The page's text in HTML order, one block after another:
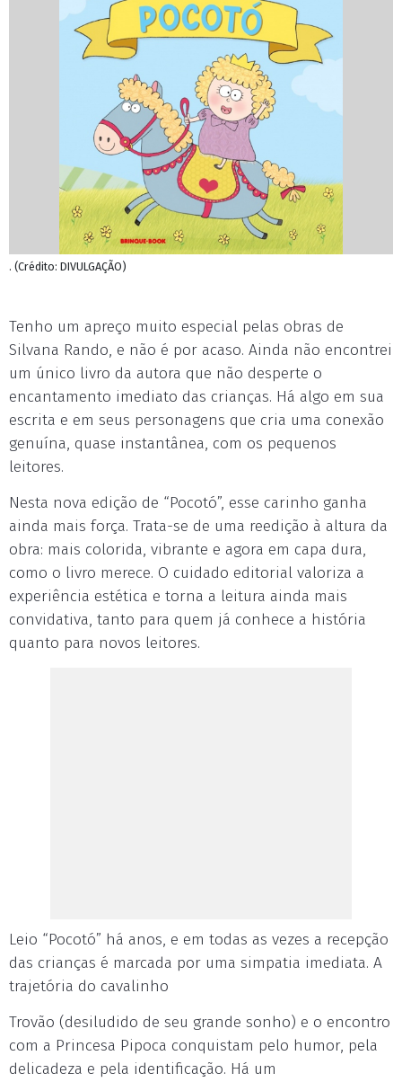
. (Crédito: DIVULGAÇÃO)
Tenho um apreço muito especial pelas obras de
Silvana Rando, e não é por acaso. Ainda não encontrei
um único livro da autora que não desperte o
encantamento imediato das crianças. Há algo em sua
escrita e em seus personagens que cria uma conexão
genuína, quase instantânea, com os pequenos
leitores.
Nesta nova edição de “Pocotó”, esse carinho ganha
ainda mais força. Trata-se de uma reedição à altura da
obra: mais colorida, vibrante e agora em capa dura,
como o livro merece. O cuidado editorial valoriza a
experiência estética e torna a leitura ainda mais
convidativa, tanto para quem já conhece a história
quanto para novos leitores.
Leio “Pocotó” há anos, e em todas as vezes a recepção
das crianças é marcada por uma simpatia imediata. A
trajetória do cavalinho
Trovão (desiludido de seu grande sonho) e o encontro
com a Princesa Pipoca conquistam pelo humor, pela
delicadeza e pela identificação. Há um